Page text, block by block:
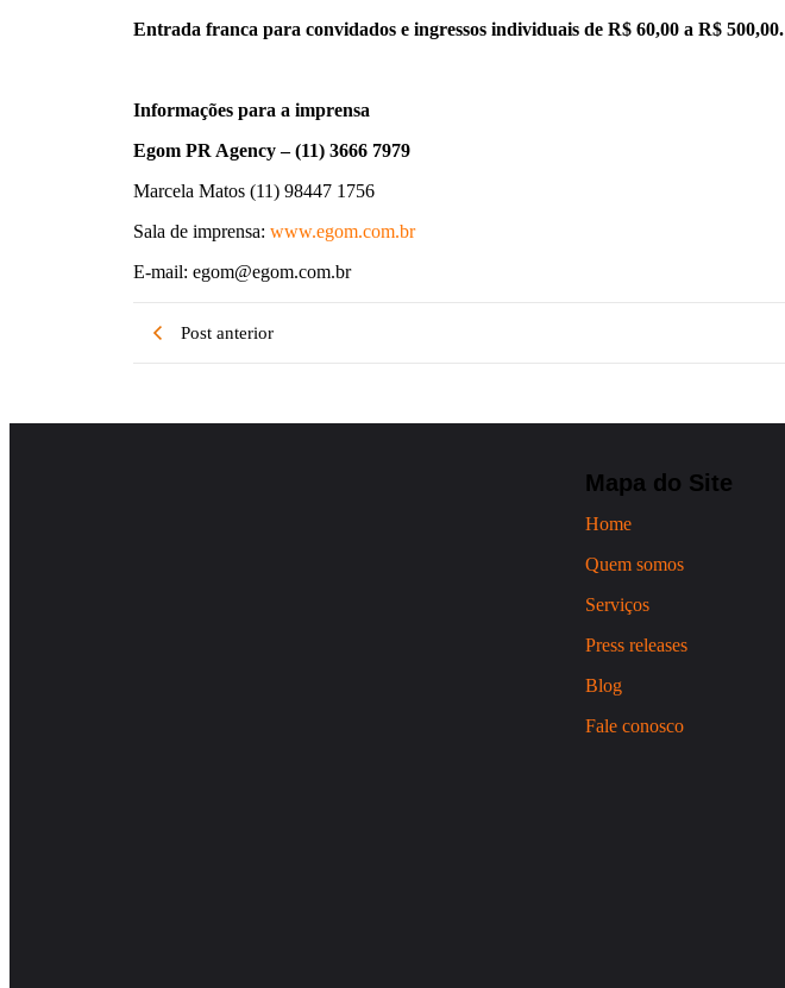
Entrada franca para convidados e ingressos individuais de R$ 60,00 a R$ 500,00.
Informações para a imprensa
Egom PR Agency – (11) 3666 7979
Marcela Matos (11) 98447 1756
Sala de imprensa: www.egom.com.br
E-mail: egom@egom.com.br
Post anterior
Mapa do Site
Home
Quem somos
Serviços
Press releases
Blog
Fale conosco